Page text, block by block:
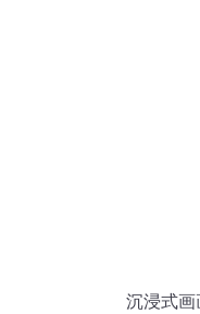
沉浸式画